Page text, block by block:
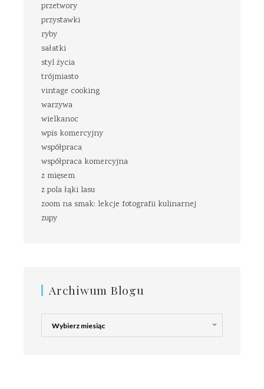
przetwory
przystawki
ryby
sałatki
styl życia
trójmiasto
vintage cooking
warzywa
wielkanoc
wpis komercyjny
współpraca
współpraca komercyjna
z mięsem
z pola łąki lasu
zoom na smak: lekcje fotografii kulinarnej
zupy
Archiwum Blogu
Archiwum
Blogu